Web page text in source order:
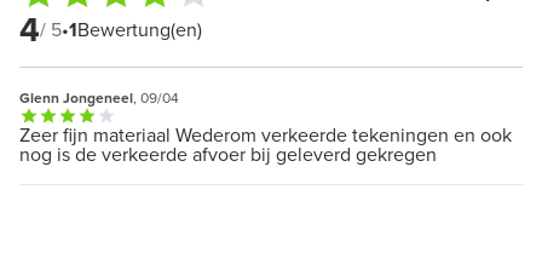
4/ 5•1Bewertung(en)
Glenn Jongeneel, 09/04
Zeer fijn materiaal Wederom verkeerde tekeningen en ook
nog is de verkeerde afvoer bij geleverd gekregen